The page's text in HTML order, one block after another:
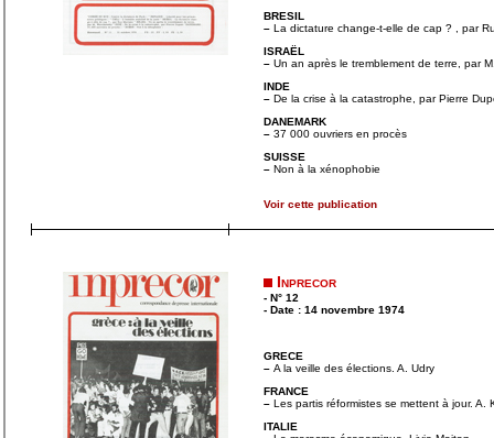
BRESIL
– La dictature change-t-elle de cap ? , par
ISRAËL
– Un an après le tremblement de terre, par
INDE
– De la crise à la catastrophe, par Pierre
DANEMARK
– 37 000 ouvriers en procès
SUISSE
– Non à la xénophobie
Voir cette publication
Inprecor
- N° 12
- Date : 14 novembre 1974
GRECE
– A la veille des élections. A. Udry
FRANCE
– Les partis réformistes se mettent à jour. A.
ITALIE